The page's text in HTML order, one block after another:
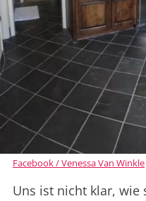
Facebook / Venessa Van Winkle
Uns ist nicht klar, wie